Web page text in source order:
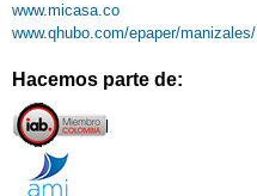
www.micasa.co
www.qhubo.com/epaper/manizales/
Hacemos parte de: